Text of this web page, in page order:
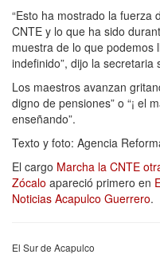
“Esto ha mostrado la fuerza
CNTE y lo que ha sido
muestra de lo que podemos
indefinido”, dijo la secretaria
Los maestros avanzan
digno de pensiones” o “¡ el
enseñando”.
Texto y foto: Agencia
El cargo Marcha la CNTE
Zócalo apareció primero en
Noticias Acapulco Guerrero.
El Sur de Acapulco